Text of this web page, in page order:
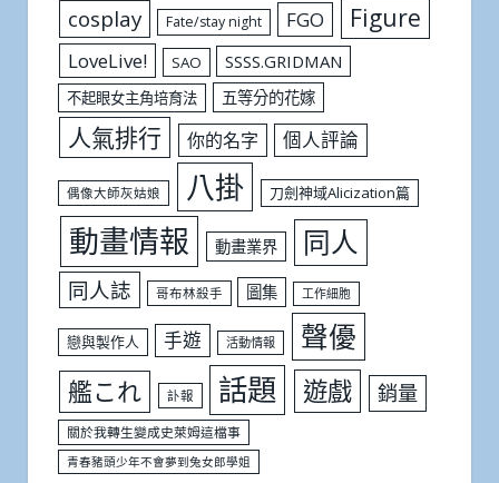
cosplay Fate/stay night FGO Figure
LoveLive! SAO SSSS.GRIDMAN
不起眼女主角培育法 五等分的花嫁
人氣排行 你的名字 個人評論
偶像大師灰姑娘 八掛 刀劍神域Alicization篇
動畫情報 動畫業界 同人
同人誌 哥布林殺手 圖集 工作細胞
戀與製作人 手遊 活動情報 聲優
艦これ 訃報 話題 遊戲 銷量
關於我轉生變成史萊姆這檔事
青春豬頭少年不會夢到兔女郎學姐